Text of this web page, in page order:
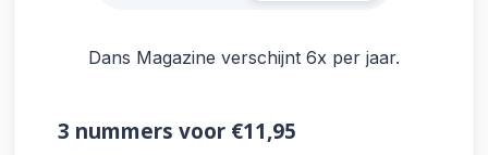
Dans Magazine verschijnt 6x per jaar.
3 nummers voor €11,95